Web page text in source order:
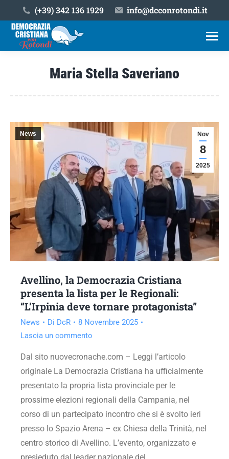
(+39) ‎342 136 1929 info@dcconrotondi.it
Maria Stella Saveriano
Nov
8
2025
News
Avellino, la Democrazia Cristiana
presenta la lista per le Regionali:
“L’Irpinia deve tornare protagonista”
News Di DcR
8 Novembre 2025
Lascia un commento
Dal sito nuovecronache.com – Leggi l’articolo
originale La Democrazia Cristiana ha ufficialmente
presentato la propria lista provinciale per le
prossime elezioni regionali della Campania, nel
corso di un partecipato incontro che si è svolto ieri
presso lo Spazio Arena – ex Chiesa della Trinità, nel
centro storico di Avellino. L’evento, organizzato e
presieduto dal leader nazionale del…